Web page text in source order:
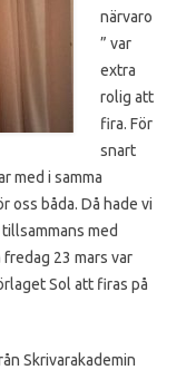
närvaro
” var
extra
rolig att
fira. För
snart
med i samma
båda. Då hade vi
med
23 mars var
Sol att firas på
Skrivarakademin